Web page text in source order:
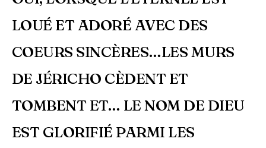
LOUÉ ET ADORÉ AVEC DES
COEURS SINCÈRES…LES MURS
DE JÉRICHO CÈDENT ET
TOMBENT ET… LE NOM DE DIEU
EST GLORIFIÉ PARMI LES